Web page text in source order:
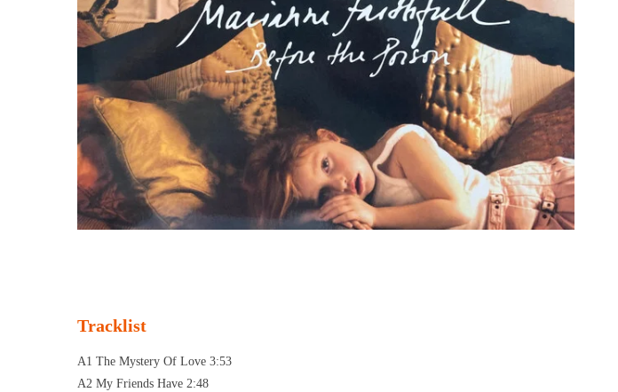
Tracklist
A1 The Mystery Of Love 3:53
A2 My Friends Have 2:48